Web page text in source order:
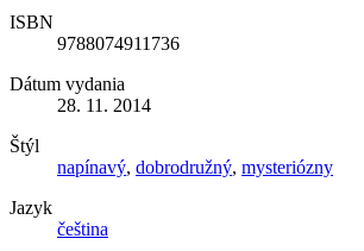
ISBN
9788074911736
Dátum vydania
28. 11. 2014
Štýl
napínavý, dobrodružný, mysteriózny
Jazyk
čeština